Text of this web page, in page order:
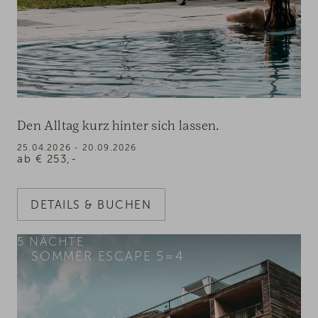
Den Alltag kurz hinter sich lassen.
ab € 253,-
25.04.2026 - 20.09.2026
DETAILS & BUCHEN
SOMMER ESCAPE 5=4
5 NÄCHTE